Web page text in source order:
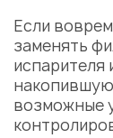
Если
заменять
испарителя
возможные